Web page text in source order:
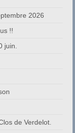
2026
!!
juin.
de Verdelot.